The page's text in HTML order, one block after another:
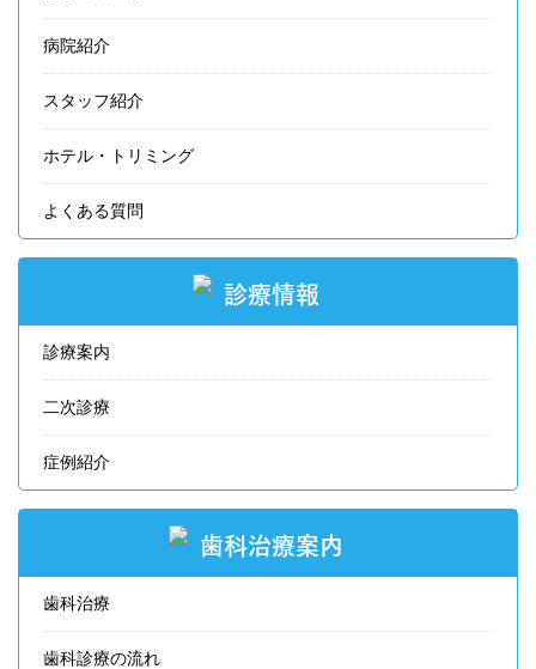
病院紹介
スタッフ紹介
ホテル・トリミング
よくある質問
診療情報
診療案内
二次診療
症例紹介
歯科治療案内
歯科治療
歯科診療の流れ